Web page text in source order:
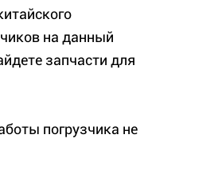
на данный
запчасти для
погрузчика не